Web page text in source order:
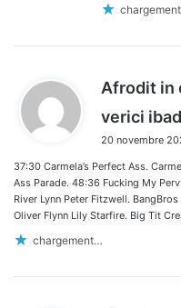
Afrodit in
verici
20 novembre
37:30 Carmela’s Perfect Ass.
Ass Parade. 48:36 Fucking My
River Lynn Peter Fitzwell.
Oliver Flynn Lily Starfire. Big Tit
chargement…